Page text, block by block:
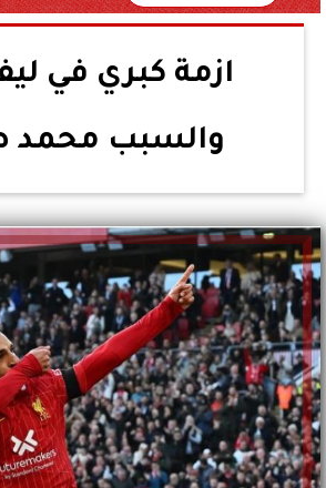
ازمة كبري في
والسبب محمد